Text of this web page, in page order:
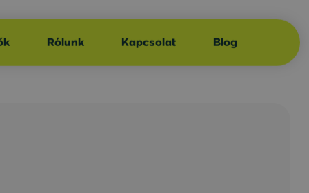
Rólunk Kapcsolat Blog